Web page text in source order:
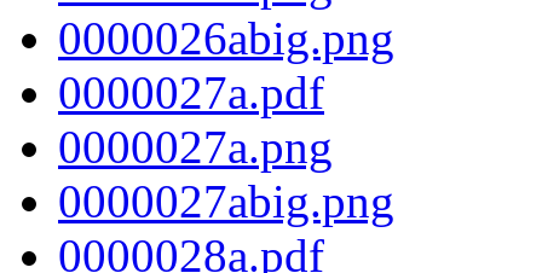
0000026abig.png
0000027a.pdf
0000027a.png
0000027abig.png
0000028a.pdf